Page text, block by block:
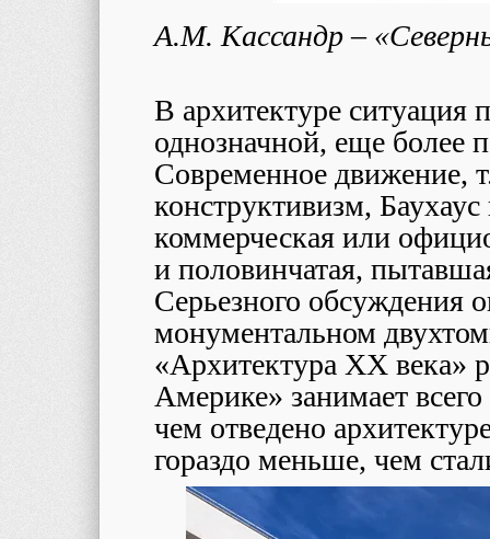
А.М. Кассандр –
В архитектуре ситуация
однозначной, еще более
Современное движение,
конструктивизм,
коммерческая или
и половинчатая,
Серьезного обсуждения
монументальном
«Архитектура ХХ века»
Америке» занимает
чем отведено
гораздо меньше, чем